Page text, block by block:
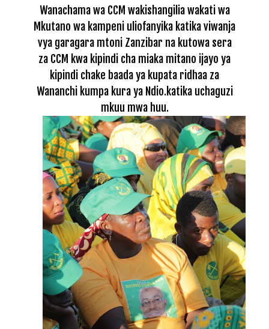
Wanachama wa CCM wakishangilia wakati wa
Mkutano wa kampeni uliofanyika katika viwanja
vya garagara mtoni Zanzibar na kutowa sera
za CCM kwa kipindi cha miaka mitano ijayo ya
kipindi chake baada ya kupata ridhaa za
Wananchi kumpa kura ya Ndio.katika uchaguzi
mkuu mwa huu.